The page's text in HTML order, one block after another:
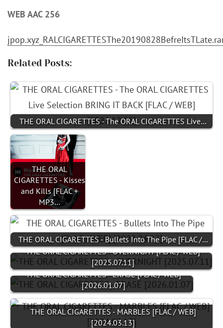
WEB AAC 256
Related Posts:
THE ORAL CIGARETTES - The ORAL CIGARETTES Live…
THE ORAL
CIGARETTES - Kisses
and Kills [FLAC +
MP3…
THE ORAL CIGARETTES - Bullets Into The Pipe [FLAC /…
THE ORAL CIGARETTES - OVERNIGHT [FLAC / WEB]
[2025.07.11]
THE ORAL CIGARETTES - ERASE [FLAC / WEB]
[2026.01.07]
THE ORAL CIGARETTES - MARBLES [FLAC / WEB]
[2024.03.13]